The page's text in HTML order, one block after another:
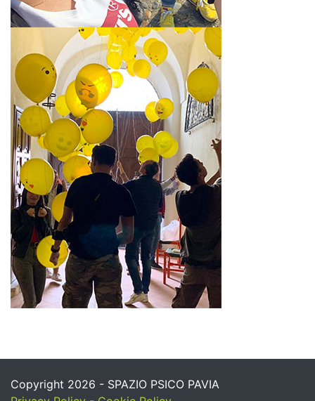
Copyright 2026 - SPAZIO PSICO PAVIA